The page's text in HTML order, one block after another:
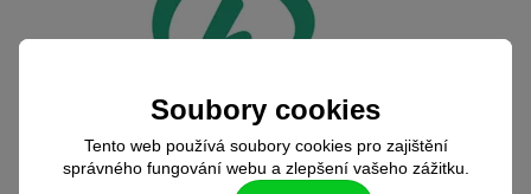
Soubory cookies
Tento web používá soubory cookies pro zajištění
správného fungování webu a zlepšení vašeho zážitku.